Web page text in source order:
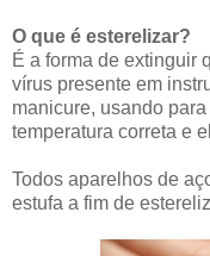
O que é esterelizar?
É a forma de extinguir
vírus presente em
manicure, usando
temperatura correta e
Todos aparelhos de
estufa a fim de